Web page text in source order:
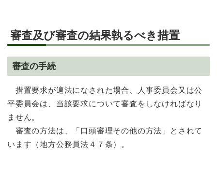
審査及び審査の結果執るべき措置
審査の手続
措置要求が適法になされた場合、人事委員会又は公
平委員会は、当該要求について審査をしなければなり
ません。
審査の方法は、「口頭審理その他の方法」とされて
います（地方公務員法４７条）。